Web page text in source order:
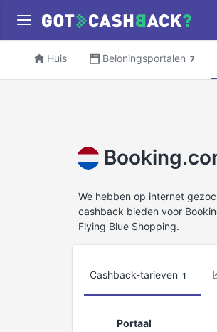
Huis Beloningsportalen 7
We hebben op internet
cashback bieden voor
Flying Blue Shopping.
Cashback-tarieven 1
Portaal